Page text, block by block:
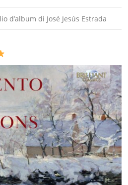
d’album di José Jesús Estrada